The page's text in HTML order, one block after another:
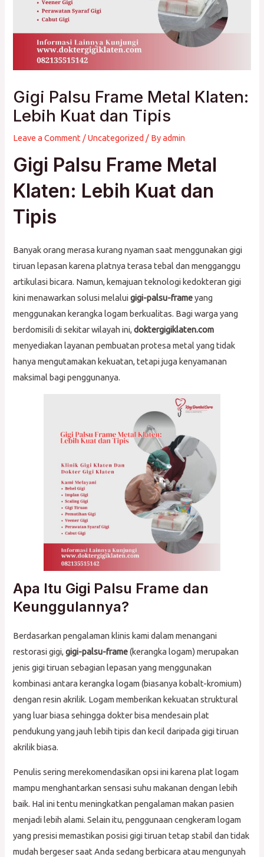
Gigi Palsu Frame Metal Klaten:
Lebih Kuat dan Tipis
Leave a Comment /Uncategorized / Byadmin
Gigi Palsu Frame Metal
Klaten: Lebih Kuat dan
Tipis
Banyak orang merasa kurang nyaman saat menggunakan gigi
tiruan lepasan karena platnya terasa tebal dan mengganggu
artikulasi bicara. Namun, kemajuan teknologi kedokteran gigi
kini menawarkan solusi melaluigigi-palsu-frameyang
menggunakan kerangka logam berkualitas. Bagi warga yang
berdomisili di sekitar wilayah ini,doktergigiklaten.com
menyediakan layanan pembuatan protesa metal yang tidak
hanya mengutamakan kekuatan, tetapi juga kenyamanan
maksimal bagi penggunanya.
Apa Itu Gigi Palsu Frame dan
Keunggulannya?
Berdasarkan pengalaman klinis kami dalam menangani
restorasi gigi,gigi-palsu-frame(kerangka logam) merupakan
jenis gigi tiruan sebagian lepasan yang menggunakan
kombinasi antara kerangka logam (biasanya kobalt-kromium)
dengan resin akrilik. Logam memberikan kekuatan struktural
yang luar biasa sehingga dokter bisa mendesain plat
pendukung yang jauh lebih tipis dan kecil daripada gigi tiruan
akrilik biasa.
Penulis sering merekomendasikan opsi ini karena plat logam
mampu menghantarkan sensasi suhu makanan dengan lebih
baik. Hal ini tentu meningkatkan pengalaman makan pasien
menjadi lebih alami. Selain itu, penggunaan cengkeram logam
yang presisi memastikan posisi gigi tiruan tetap stabil dan tidak
mudah bergeser saat Anda sedang berbicara atau mengunyah